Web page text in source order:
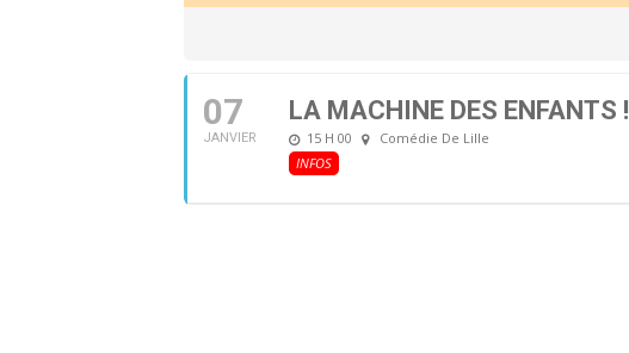
07
JANVIER
LA MACHINE DES ENFANTS !
15 H 00
Comédie De Lille
INFOS